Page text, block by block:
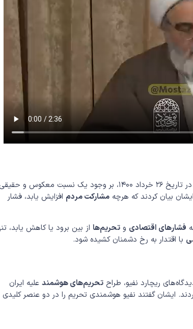
حجت‌الاسلام و المسلمین قنبریان در تبیین بیانات رهبر انقلاب در تاریخ ۲۶ خرداد ۱۴۰۰، بر وجود یک نسبت معکوس و
بیان کردند که هرچه مشارکت مردم افزایش یابد، فشار
فشارهای اقتصادی و تحریم‌ها از بین برود یا کاهش یابد،
با اقتدار به رخ دشمنان کشیده شود.
ریچارد نفیو، طراح تحریم‌های هوشمند علیه ایران
ایشان گفتند نفیو هوشمندی تحریم را در دو عنصر کلیدی